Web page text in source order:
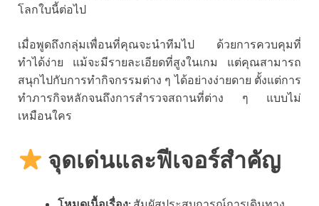
โลกใบนี้ต่อไป
เมื่อพูดถึงกลุ่มเพื่อนที่คุณจะนำทีมไป ด้วยการควบคุมที่
ทำได้ง่าย แม้จะมีรายละเอียดที่สูงในเกม แต่คุณสามารถ
สนุกไปกับการทำกิจกรรมต่าง ๆ ได้อย่างง่ายดาย ตั้งแต่การ
ทำภารกิจหลักจนถึงการสำรวจสถานที่ต่าง ๆ แบบไม่
เหมือนใคร
จุดเด่นและฟีเจอร์สำคัญ